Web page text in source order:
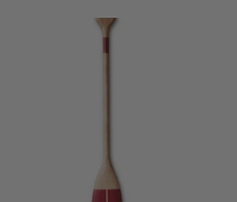
Remo
Relbún